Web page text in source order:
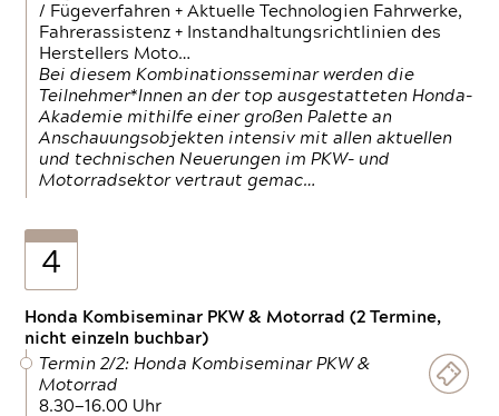
/ Fügeverfahren + Aktuelle Technologien Fahrwerke,
Fahrerassistenz + Instandhaltungsrichtlinien des
Herstellers Moto…
Bei diesem Kombinationsseminar werden die
Teilnehmer*Innen an der top ausgestatteten Honda-
Akademie mithilfe einer großen Palette an
Anschauungsobjekten intensiv mit allen aktuellen
und technischen Neuerungen im PKW- und
Motorradsektor vertraut gemac…
4
Honda Kombiseminar PKW & Motorrad (2 Termine,
nicht einzeln buchbar)
Termin 2/2: Honda Kombiseminar PKW &
Motorrad
8.30—16.00 Uhr